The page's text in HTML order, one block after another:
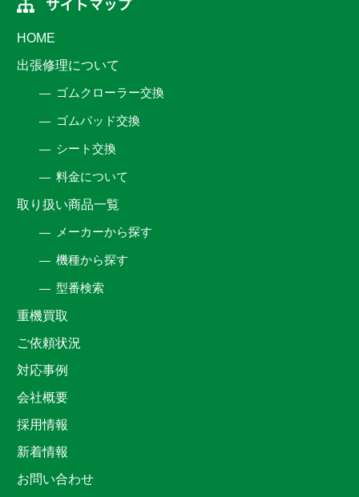
HOME
出張修理について
ゴムクローラー交換
ゴムパッド交換
シート交換
料金について
取り扱い商品一覧
メーカーから探す
機種から探す
型番検索
重機買取
ご依頼状況
対応事例
会社概要
採用情報
新着情報
お問い合わせ